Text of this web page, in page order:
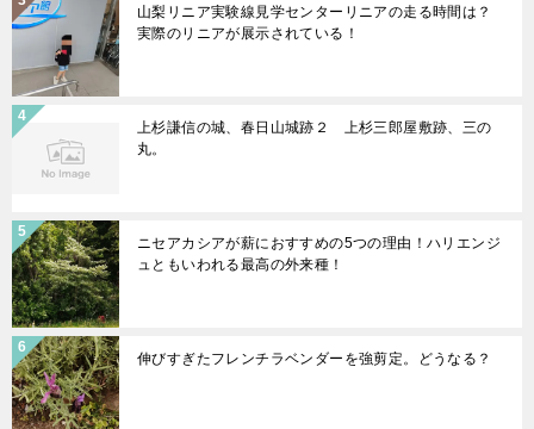
山梨リニア実験線見学センターリニアの走る時間は？
実際のリニアが展示されている！
上杉謙信の城、春日山城跡２ 上杉三郎屋敷跡、三の
丸。
ニセアカシアが薪におすすめの5つの理由！ハリエンジ
ュともいわれる最高の外来種！
伸びすぎたフレンチラベンダーを強剪定。どうなる？